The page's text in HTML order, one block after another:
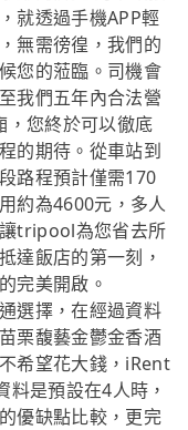
就透過手機APP輕
無需徬徨，我們的
您的蒞臨。司機會
我們五年內合法營
，您終於可以徹底
的期待。從車站到
路程預計僅需170
約為4600元，多人
tripool為您省去所
達飯店的第一刻，
完美開啟。
選擇，在經過資料
栗馥藝金鬱金香酒
希望花大錢，iRent
是預設在4人時，
優缺點比較，更完